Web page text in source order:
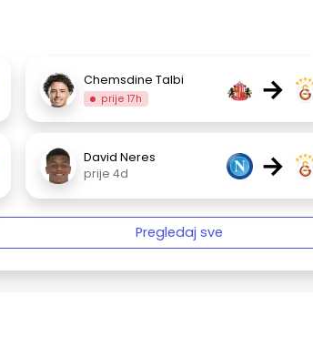
Chemsdine Talbi
prije 17h →
David Neres
prije 4d
→
Pregledaj sve